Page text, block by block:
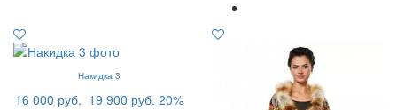
Накидка 3
16 000 руб. 19 900 руб. 20%